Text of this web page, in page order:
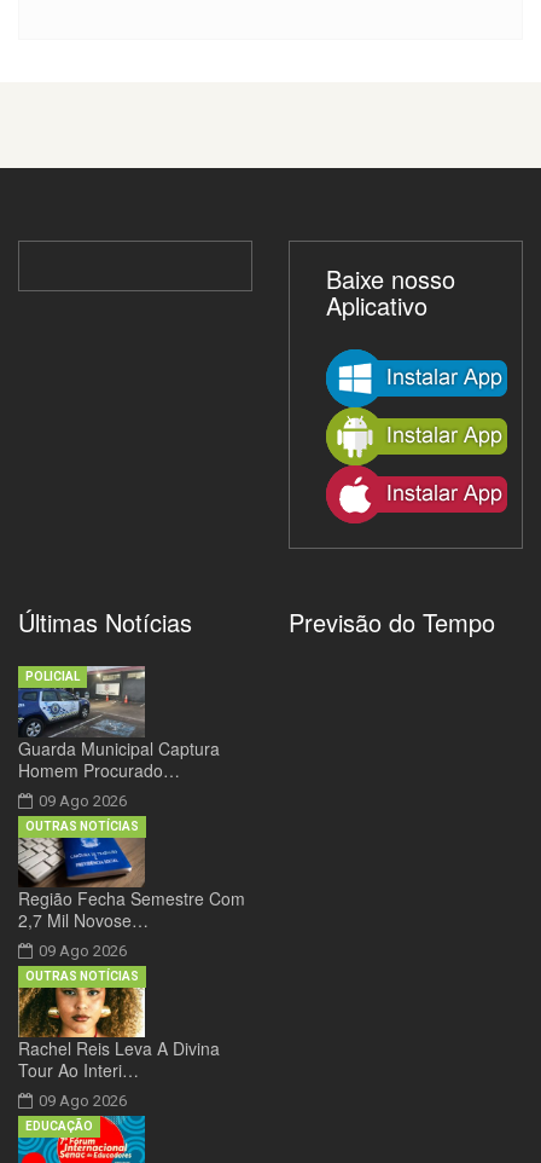
Baixe nosso
Aplicativo
Últimas Notícias
Guarda Municipal Captura
Homem Procurado…
09 Ago 2026
POLICIAL
Região Fecha Semestre Com
2,7 Mil Novose…
09 Ago 2026
OUTRAS NOTÍCIAS
Rachel Reis Leva A Divina
Tour Ao Interi…
09 Ago 2026
OUTRAS NOTÍCIAS
EDUCAÇÃO
Previsão do Tempo